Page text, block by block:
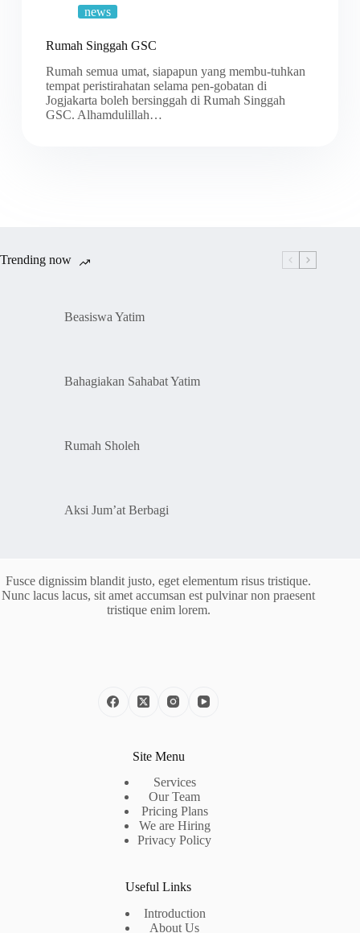
news
Rumah Singgah GSC
Rumah semua umat, siapapun yang membu-tuhkan
tempat peristirahatan selama pen-gobatan di
Jogjakarta boleh bersinggah di Rumah Singgah
GSC. Alhamdulillah…
Trending now
Beasiswa Yatim
Bahagiakan Sahabat Yatim
Rumah Sholeh
Aksi Jum’at Berbagi
Fusce dignissim blandit justo, eget elementum risus tristique.
Nunc lacus lacus, sit amet accumsan est pulvinar non praesent
tristique enim lorem.
Site Menu
Services
Our Team
Pricing Plans
We are Hiring
Privacy Policy
Useful Links
Introduction
About Us